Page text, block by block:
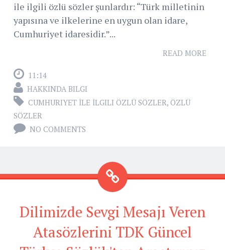
ile ilgili özlü sözler şunlardır: “Türk milletinin
yapısına ve ilkelerine en uygun olan idare,
Cumhuriyet idaresidir.”...
READ MORE
11:14
HAKKINDA BILGI
CUMHURIYET İLE İLGILI ÖZLÜ SÖZLER, ÖZLÜ
SÖZLER
NO COMMENTS
Dilimizde Sevgi Mesajı Veren
Atasözlerini TDK Güncel